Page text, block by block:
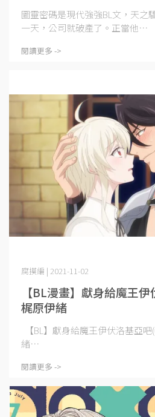
圖靈密碼是現代強強BL文，天之
一天，公司就破產了。正當他⋯
閱讀更多 ->
【BL漫畫】獻身給魔王
梶原伊緒
腐摸編 | 2021-11-02
【BL】獻身給魔王伊伏洛基亞
緒⋯
閱讀更多 ->